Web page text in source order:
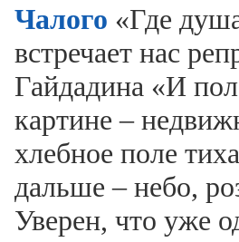
Чалого «Где
встречает нас
Гайдадина «И
картине –
хлебное поле
дальше – небо,
Уверен, что уже